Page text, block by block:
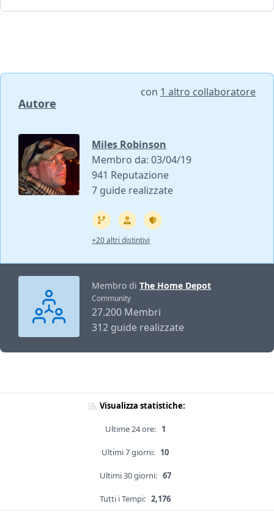
Autore
con 1 altro collaboratore
Miles Robinson
Membro da: 03/04/19
941 Reputazione
7 guide realizzate
+20 altri distintivi
Membro di The Home Depot
Community
27.200 Membri
312 guide realizzate
Visualizza statistiche:
Ultime 24 ore: 1
Ultimi 7 giorni: 10
Ultimi 30 giorni: 67
Tutti i Tempi: 2,176